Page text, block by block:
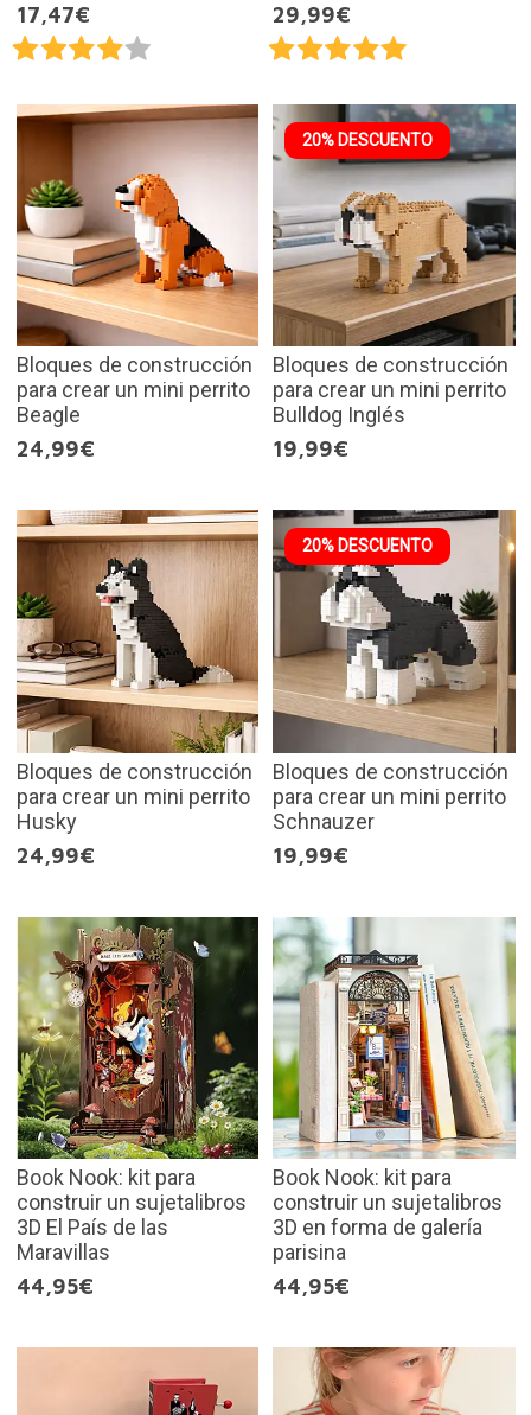
17,47€
29,99€
Bloques de construcción
para crear un mini perrito
Beagle
24,99€
20% DESCUENTO
Bloques de construcción
para crear un mini perrito
Bulldog Inglés
19,99€
Bloques de construcción
para crear un mini perrito
Husky
24,99€
20% DESCUENTO
Bloques de construcción
para crear un mini perrito
Schnauzer
19,99€
Book Nook: kit para
construir un sujetalibros
3D El País de las
Maravillas
44,95€
Book Nook: kit para
construir un sujetalibros
3D en forma de galería
parisina
44,95€